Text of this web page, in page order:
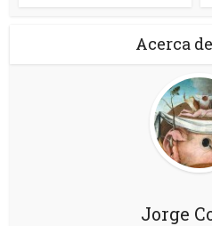
Acerca
Jorge